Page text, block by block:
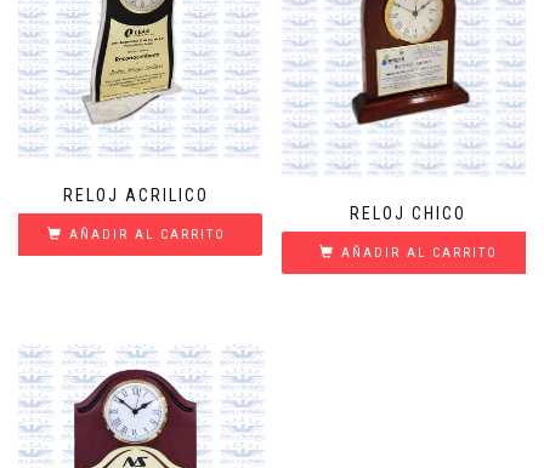
RELOJ ACRILICO
AÑADIR AL CARRITO
RELOJ CHICO
AÑADIR AL CARRITO